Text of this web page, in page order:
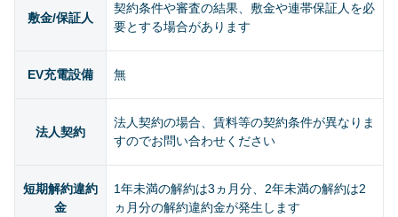
敷金/保証人
契約条件や審査の結果、敷金や連帯保証人を必
要とする場合があります
EV充電設備 無
法人契約
法人契約の場合、賃料等の契約条件が異なりま
すのでお問い合わせください
短期解約違約
金
1年未満の解約は3ヵ月分、2年未満の解約は2
ヵ月分の解約違約金が発生します